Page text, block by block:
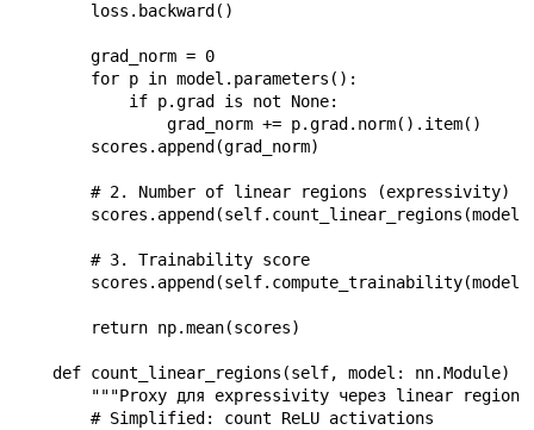
        loss.backward()
        grad_norm = 0
        for p in model.parameters():
            if p.grad is not None:
                grad_norm += p.grad.norm().item()
        scores.append(grad_norm)
        # 2. Number of linear regions (expressivity)
        # 3. Trainability score
        return np.mean(scores)
def count_linear_regions(self, model: nn.Module) -
"""Proxy для expressivity через linear
        # Simplified: count ReLU activations